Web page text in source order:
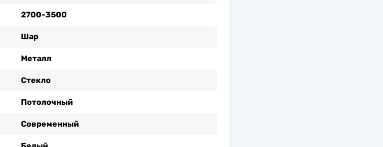
2700-3500
Шар
Металл
Стекло
Потолочный
Современный